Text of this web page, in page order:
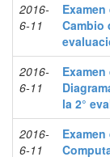
2016-
6-11
Cambio
2016-
6-11
la 2°
2016-
6-11